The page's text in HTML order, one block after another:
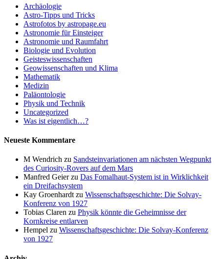
Archäologie
Astro-Tipps und Tricks
Astrofotos by astropage.eu
Astronomie für Einsteiger
Astronomie und Raumfahrt
Biologie und Evolution
Geisteswissenschaften
Geowissenschaften und Klima
Mathematik
Medizin
Paläontologie
Physik und Technik
Uncategorized
Was ist eigentlich…?
Neueste Kommentare
M Wendrich zu Sandsteinvariationen am nächsten Wegpunkt
des Curiosity-Rovers auf dem Mars
Manfred Geierzu Das Fomalhaut-System ist in Wirklichkeit
ein Dreifachsystem
Kay Groenhardtzu Wissenschaftsgeschichte: Die Solvay-
Konferenz von 1927
Tobias Claren zu Physik könnte die Geheimnisse der
Kornkreise entlarven
Hempel zu Wissenschaftsgeschichte: Die Solvay-Konferenz
von 1927